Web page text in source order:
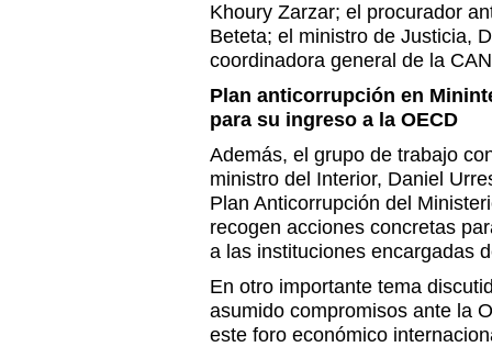
Khoury Zarzar; el procurador
Beteta; el ministro de Justicia,
coordinadora general de la
Plan anticorrupción en
para su ingreso a la OECD
Además, el grupo de trabajo
ministro del Interior, Daniel
Plan Anticorrupción del
recogen acciones concretas
a las instituciones encargadas
En otro importante tema
asumido compromisos ante la
este foro económico